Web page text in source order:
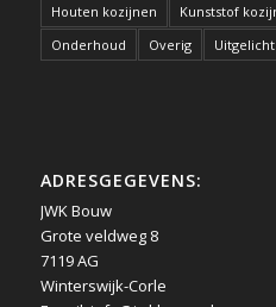
Houten kozijnen
Kunststof
Onderhoud
Overig Uitgelicht
ADRESGEGEVENS:
JWK Bouw
Grote veldweg 8
7119 AG
Winterswijk-Corle